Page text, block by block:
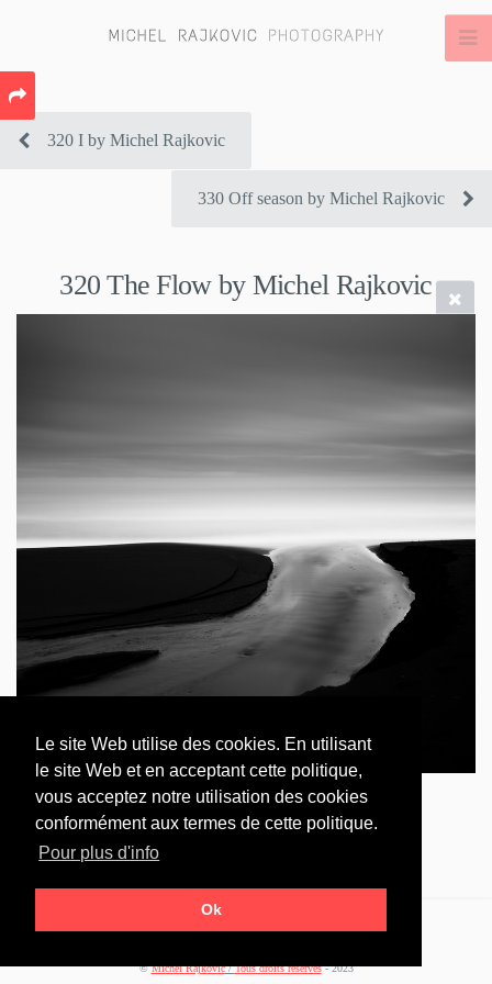
Le site Web utilise des cookies. En utilisant
le site Web et en acceptant cette politique,
vous acceptez notre utilisation des cookies
conformément aux termes de cette politique.
Pour plus d'info
Ok
320 I by Michel Rajkovic
330 Off season by Michel Rajkovic
320 The Flow by Michel Rajkovic
©Michel Rajkovic/Tous droits réservés- 2023